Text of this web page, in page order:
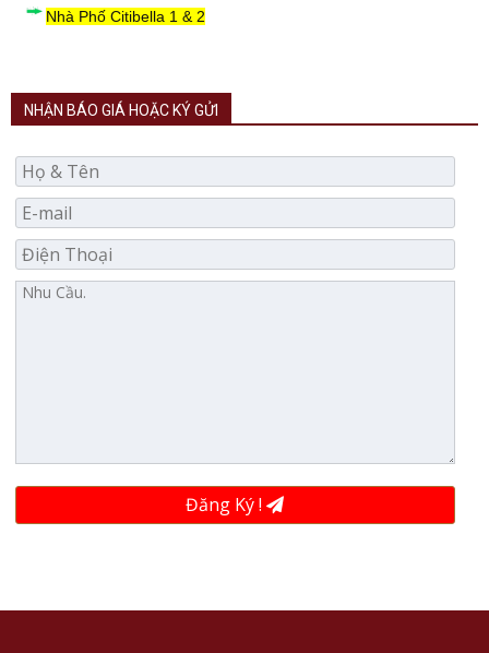
Nhà Phố Citibella 1 & 2
NHẬN BÁO GIÁ HOẶC KÝ GỬI
Đăng Ký !